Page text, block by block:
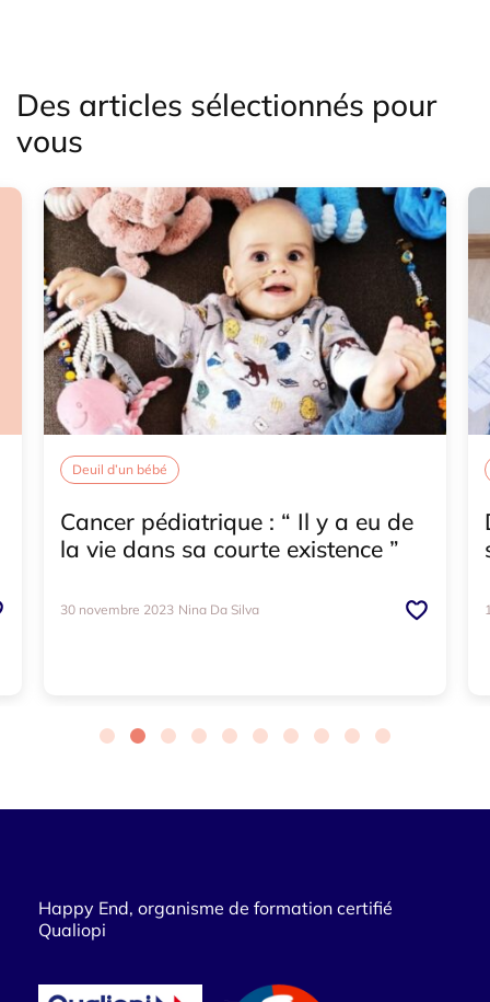
Des articles sélectionnés pour
vous
Deuil d’un bébé
Cancer pédiatrique : “ Il y a eu de
la vie dans sa courte existence ”
30 novembre 2023 Nina Da Silva
Happy End, organisme de formation certifié
Qualiopi